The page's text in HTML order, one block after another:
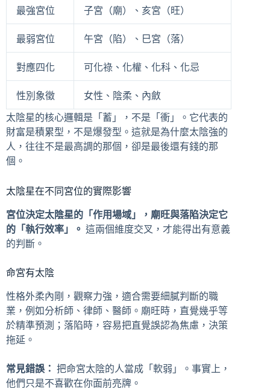
最強宮位 子宮（廟）、亥宮（旺）
最弱宮位 午宮（陷）、巳宮（落）
對應四化 可化祿、化權、化科、化忌
性別象徵 女性、陰柔、內斂
太陰星的核心邏輯是「蓄」，不是「衝」。它代表的
財富是積累型，不是爆發型。這就是為什麼太陰強的
人，往往不是最高調的那個，卻是最後還有錢的那
個。
太陰星在不同宮位的實際影響
宮位決定太陰星的「作用場域」，廟旺與落陷決定它
的「執行效率」。 這兩個維度交叉，才能得出有意義
的判斷。
命宮有太陰
性格外柔內剛，觀察力強，適合需要細膩判斷的職
業，例如分析師、律師、醫師。廟旺時，直覺幾乎等
於精準預測；落陷時，容易把直覺誤認為焦慮，決策
拖延。
常見錯誤： 把命宮太陰的人當成「軟弱」。事實上，
他們只是不喜歡在你面前亮牌。